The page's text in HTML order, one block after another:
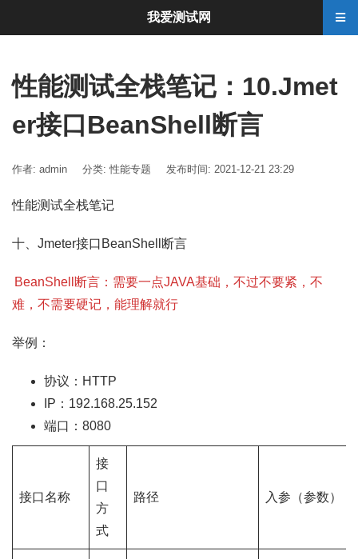
性能测试全栈笔记：10.Jmet
er接口BeanShell断言
作者: admin 分类: 性能专题 发布时间: 2021-12-21 23:29
性能测试全栈笔记
十、Jmeter接口BeanShell断言
BeanShell断言：需要一点JAVA基础，不过不要紧，不
难，不需要硬记，能理解就行
举例：
协议：HTTP
IP：192.168.25.152
端口：8080
接口名称
接
口
方
式
路径 入参（参数）
我爱测试网